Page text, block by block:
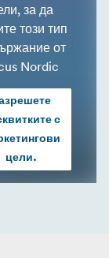
за да
този тип
от
Nordic
с
цели.